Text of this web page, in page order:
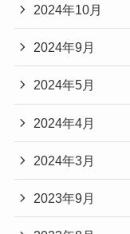
2024年10月
2024年9月
2024年5月
2024年4月
2024年3月
2023年9月